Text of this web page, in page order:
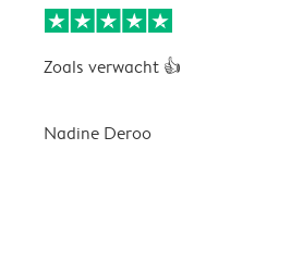
Zoals verwacht 👍
Nadine Deroo